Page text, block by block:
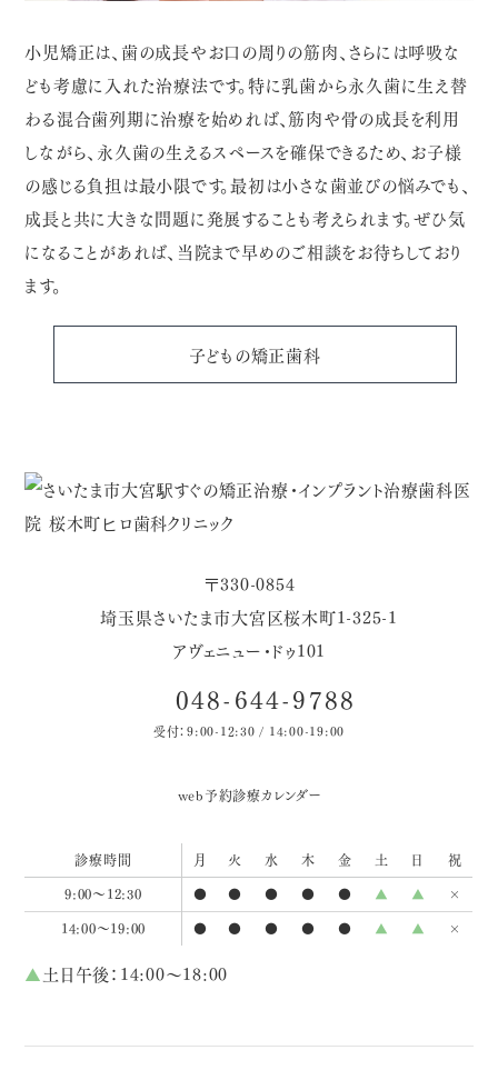
小児矯正は、歯の成長やお口の周りの筋肉、さらには呼吸な
ども考慮に入れた治療法です。特に乳歯から永久歯に生え替
わる混合歯列期に治療を始めれば、筋肉や骨の成長を利用
しながら、永久歯の生えるスペースを確保できるため、お子様
の感じる負担は最小限です。最初は小さな歯並びの悩みでも、
成長と共に大きな問題に発展することも考えられます。ぜひ気
になることがあれば、当院まで早めのご相談をお待ちしており
ます。
子どもの矯正歯科
〒330-0854
埼玉県さいたま市大宮区桜木町1-325-1
アヴェニュー・ドゥ101
048-644-9788
受付：9:00-12:30 / 14:00-19:00
web予約診療カレンダー
診療時間 月 火 水 木 金 土 日
祝
9:00～12:30
● ● ● ● ● ▲ ▲
×
14:00～19:00
● ● ● ● ● ▲ ▲ ×
▲土日午後：14:00～18:00